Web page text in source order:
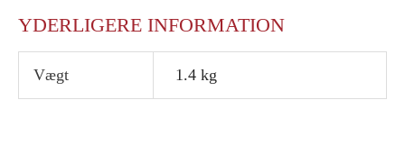
YDERLIGERE INFORMATION
Vægt 1.4 kg